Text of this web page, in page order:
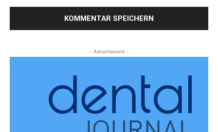
- Advertisment -